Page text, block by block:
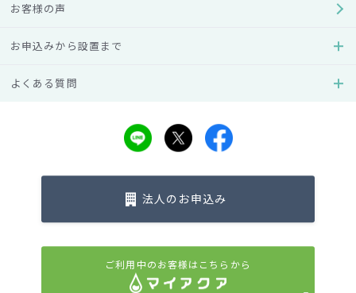
アクアクララのご紹介
全国各地の優良地場企業と契約し、高純度デザインウォータ
バーの業界最大手となっている。
□代表取締役社長：赤津裕次郎
・清涼飲料水製造・宅配事業
ウォーターサーバーのアクアクララTOP
お客様の声
お申込みから設置まで
よくある質問
法人のお申込み
ご利用中のお客様はこちらから